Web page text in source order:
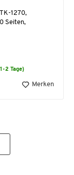
1270,
Seiten,
2 Tage)
Merken